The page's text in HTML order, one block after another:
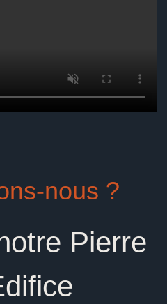
nous ?
Pierre